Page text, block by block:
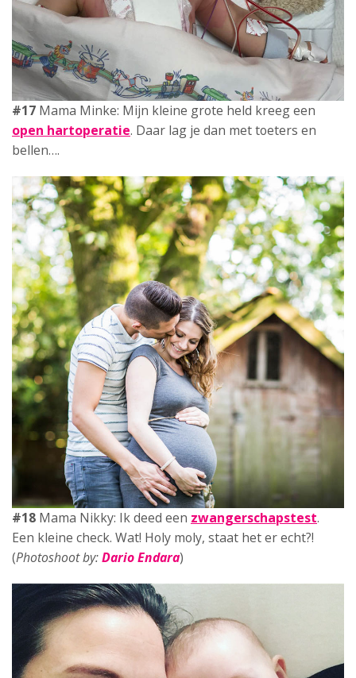
#18 Mama Nikky: Ik deed eenzwangerschapstest.
Een kleine check. Wat! Holy moly, staat het er echt?!
(Photoshoot by:Dario Endara)
#19 Mama Jannelie: Eerlijk
Ben ik de enige die het soms retezwaar vind?